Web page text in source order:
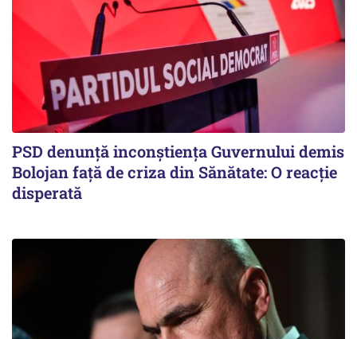
PSD denunță inconștiența Guvernului demis
Bolojan față de criza din Sănătate: O reacție
disperată